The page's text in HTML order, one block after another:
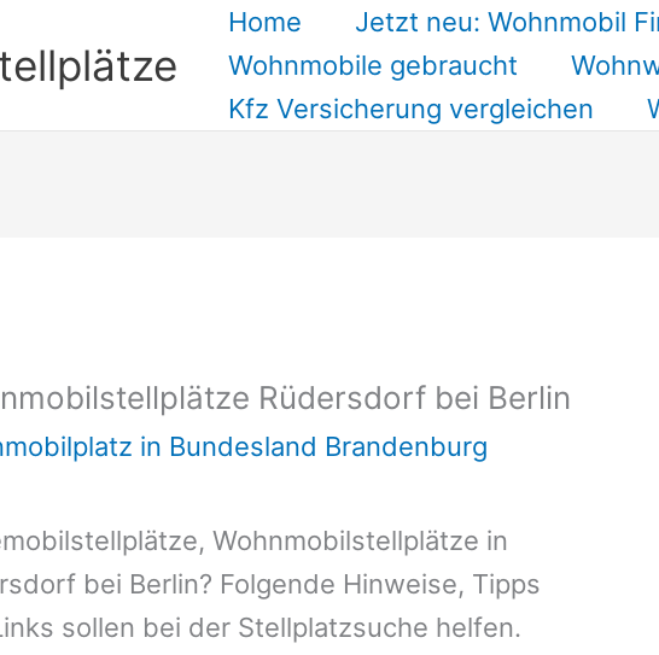
Home
Jetzt neu: Wohnmobil
Wohnmobile gebraucht
Kfz Versicherung vergleichen
Rüdersdorf bei Berlin
in Bundesland Brandenburg
Wohnmobilstellplätze in
bei Berlin? Folgende Hinweise, Tipps
sollen bei der Stellplatzsuche helfen.